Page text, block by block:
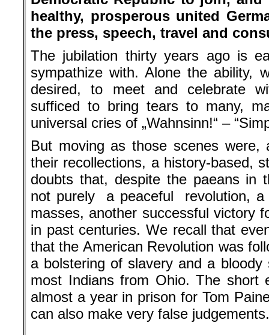
healthy, prosperous united
the press, speech, travel and
The jubilation thirty years ago is
sympathize with. Alone the ability,
desired, to meet and celebrate
sufficed to bring tears to many,
universal cries of „Wahnsinn!“ –
But moving as those scenes
their recollections, a history-based,
doubts that, despite the paeans in
not purely a peaceful revolution, a
masses, another successful victory
in past centuries. We recall that
that the American Revolution was
a bolstering of slavery and a
most Indians from Ohio. The short
almost a year in prison for Tom
can also make very false judgements.